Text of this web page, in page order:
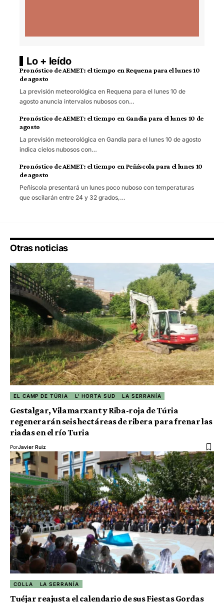
Lo + leído
Pronóstico de AEMET: el tiempo en Requena para el lunes 10
de agosto
La previsión meteorológica en Requena para el lunes 10 de
agosto anuncia intervalos nubosos con…
Pronóstico de AEMET: el tiempo en Gandia para el lunes 10 de
agosto
La previsión meteorológica en Gandia para el lunes 10 de agosto
indica cielos nubosos con…
Pronóstico de AEMET: el tiempo en Peñíscola para el lunes 10
de agosto
Peñíscola presentará un lunes poco nuboso con temperaturas
que oscilarán entre 24 y 32 grados,…
Otras noticias
EL CAMP DE TÚRIA L' HORTA SUD LA SERRANÍA
Gestalgar, Vilamarxant y Riba-roja de Túria
regenerarán seis hectáreas de ribera para frenar las
riadas en el río Turia
PorJavier Ruiz
COLLA LA SERRANÍA
Tuéjar reajusta el calendario de sus Fiestas Gordas